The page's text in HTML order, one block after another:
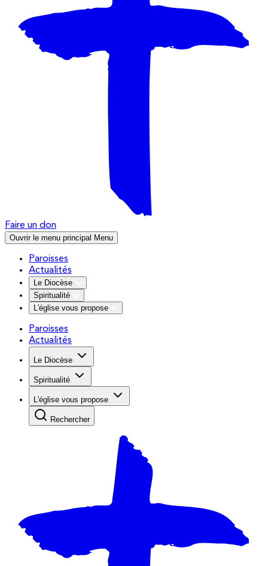
Faire un don
Ouvrir le menu principal Menu
Paroisses
Actualités
Le Diocèse
Spiritualité
L'église vous propose
Paroisses
Actualités
Le Diocèse
Spiritualité
L'église vous propose
Rechercher